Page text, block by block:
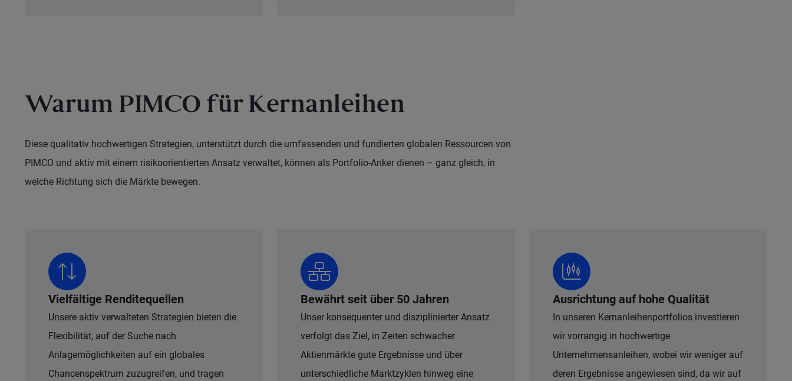
Warum PIMCO für Kernanleihen
Diese qualitativ hochwertigen Strategien, unterstützt durch die umfassenden und fundierten globalen Ressourcen von
PIMCO und aktiv mit einem risikoorientierten Ansatz verwaltet, können als Portfolio-Anker dienen – ganz gleich, in
welche Richtung sich die Märkte bewegen.
Vielfältige Renditequellen
Unsere aktiv verwalteten Strategien bieten die
Flexibilität, auf der Suche nach
Anlagemöglichkeiten auf ein globales
Chancenspektrum zuzugreifen, und tragen
Bewährt seit über 50 Jahren
Unser konsequenter und disziplinierter Ansatz
verfolgt das Ziel, in Zeiten schwacher
Aktienmärkte gute Ergebnisse und über
unterschiedliche Marktzyklen hinweg eine
Ausrichtung auf hohe Qualität
In unseren Kernanleihenportfolios investieren
wir vorrangig in hochwertige
Unternehmensanleihen, wobei wir weniger auf
deren Ergebnisse angewiesen sind, da wir auf